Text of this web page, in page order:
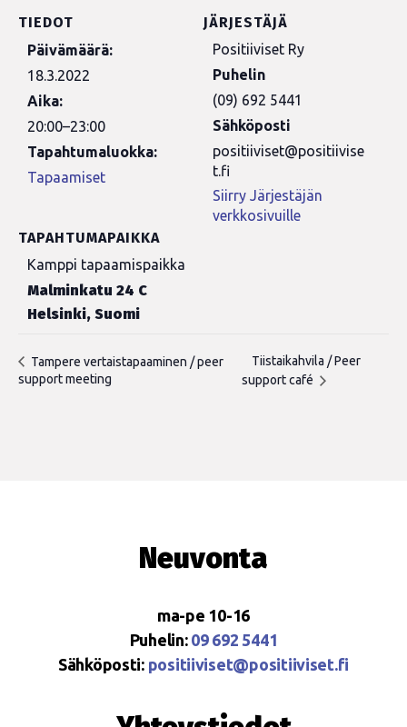
TIEDOT
Päivämäärä:
18.3.2022
Aika:
20:00–23:00
Tapahtumaluokka:
Tapaamiset
TAPAHTUMAPAIKKA
Kamppi tapaamispaikka
Malminkatu 24 C
Helsinki, Suomi
JÄRJESTÄJÄ
Positiiviset Ry
Puhelin
(09) 692 5441
Sähköposti
positiiviset@positiivise
t.fi
Siirry Järjestäjän
verkkosivuille
Tampere vertaistapaaminen / peer
support meeting
Tiistaikahvila / Peer
support café
Neuvonta
ma-pe 10-16
Puhelin: 09 692 5441
Sähköposti: positiiviset@positiiviset.fi